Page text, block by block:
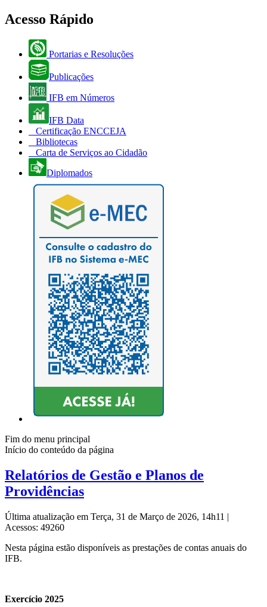
Acesso Rápido
Portarias e Resoluções
Publicações
IFB em Números
IFB Data
Certificação ENCCEJA
Bibliotecas
Carta de Serviços ao Cidadão
Diplomados
Fim do menu principal
Início do conteúdo da página
Relatórios de Gestão e Planos de
Providências
Última atualização em Terça, 31 de Março de 2026, 14h11 |
Acessos: 49260
Nesta página estão disponíveis as prestações de contas anuais do
IFB.
Exercício 2025